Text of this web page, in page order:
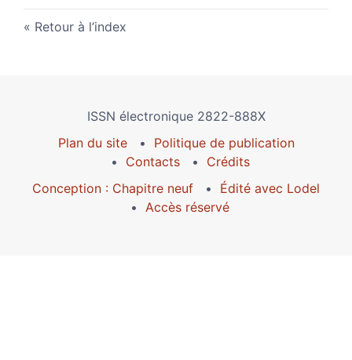
Retour à l’index
ISSN électronique 2822-888X
Plan du site
Politique de publication
Contacts
Crédits
Conception : Chapitre neuf
Édité avec Lodel
Accès réservé